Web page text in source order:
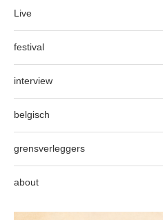
Live
festival
interview
belgisch
grensverleggers
about